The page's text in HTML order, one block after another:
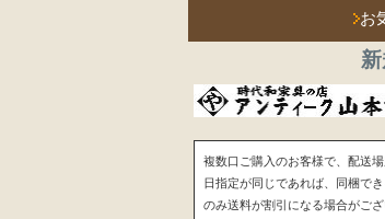
お
複数口ご購入のお客様で、配送
日指定が同じであれば、同梱で
のみ送料が割引になる場合がござ